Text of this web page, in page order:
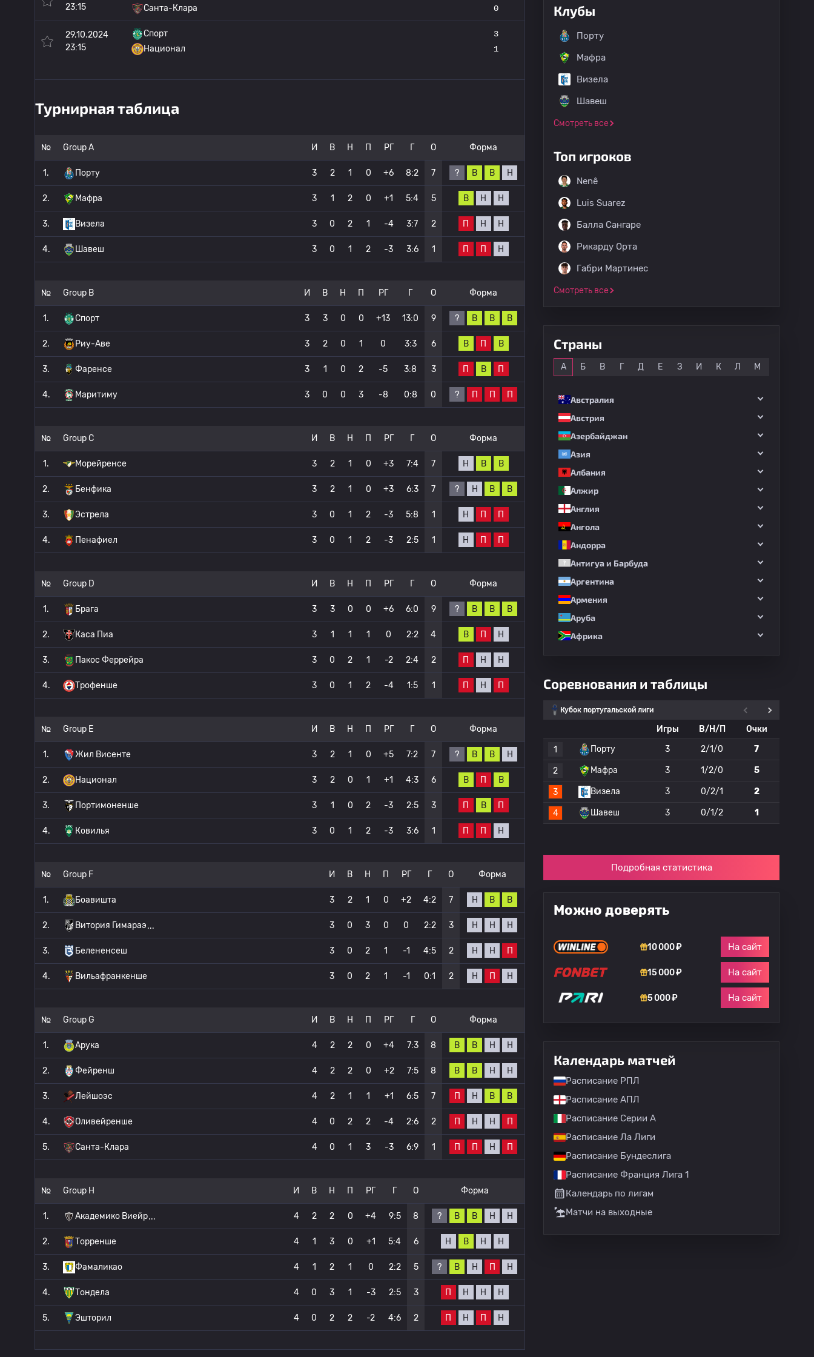
23:15
Санта-Клара
0
29.10.2024
23:15
Спорт
Национал
3
1
Турнирная таблица
№ Group A И В Н П РГ Г О Форма
1. Порту 3 2 1 0 +6 8:2 7 ? В В Н
2. Мафра 3 1 2 0 +1 5:4 5 В Н Н
3. Визела 3 0 2 1 -4 3:7 2 П Н Н
4. Шавеш 3 0 1 2 -3 3:6 1 П П Н
№ Group B И В Н П РГ Г О Форма
1. Спорт 3 3 0 0 +13 13:0 9 ? В В В
2. Риу-Аве 3 2 0 1 0 3:3 6 В П В
3. Фаренсе 3 1 0 2 -5 3:8 3 П В П
4. Маритиму 3 0 0 3 -8 0:8 0 ? П П П
№ Group C И В Н П РГ Г О Форма
1. Морейренсе 3 2 1 0 +3 7:4 7 Н В В
2. Бенфика 3 2 1 0 +3 6:3 7 ? Н В В
3. Эстрела 3 0 1 2 -3 5:8 1 Н П П
4. Пенафиел 3 0 1 2 -3 2:5 1 Н П П
№ Group D И В Н П РГ Г О Форма
1. Брага 3 3 0 0 +6 6:0 9 ? В В В
2. Каса Пиа 3 1 1 1 0 2:2 4 В П Н
3. Пакос Феррейра 3 0 2 1 -2 2:4 2 П Н Н
4. Трофенше 3 0 1 2 -4 1:5 1 П Н П
№ Group E И В Н П РГ Г О Форма
1. Жил Висенте 3 2 1 0 +5 7:2 7 ? В В Н
2. Национал 3 2 0 1 +1 4:3 6 В П В
3. Портимоненше 3 1 0 2 -3 2:5 3 П В П
4. Ковилья 3 0 1 2 -3 3:6 1 П П Н
№ Group F И В Н П РГ Г О Форма
1. Боавишта 3 2 1 0 +2 4:2 7 Н В В
2. Витория Гимараэ 3 0 3 0 0 2:2 3 Н Н Н
3. Белененсеш 3 0 2 1 -1 4:5 2 Н Н П
4. Вильафранкенше 3 0 2 1 -1 0:1 2 Н П Н
№ Group G И В Н П РГ Г О Форма
1. Арука 4 2 2 0 +4 7:3 8 В В Н Н
2. Фейренш 4 2 2 0 +2 7:5 8 В В Н Н
3. Лейшоэс 4 2 1 1 +1 6:5 7 П Н В В
4. Оливейренше 4 0 2 2 -4 2:6 2 П Н Н П
5. Санта-Клара 4 0 1 3 -3 6:9 1 П П Н П
№ Group H И В Н П РГ Г О Форма
1. Академико Виейр 4 2 2 0 +4 9:5 8 ? В В Н Н
2. Торренше 4 1 3 0 +1 5:4 6 Н В Н Н
3. Фамаликао 4 1 2 1 0 2:2 5 ? В Н П Н
4. Тондела 4 0 3 1 -3 2:5 3 П Н Н Н
5. Эшторил 4 0 2 2 -2 4:6 2 П Н П Н
Клубы
Порту
Мафра
Визела
Шавеш
Смотреть все
Топ игроков
Nenê
Luis Suarez
Балла Сангаре
Рикарду Орта
Габри Мартинес
Смотреть все
Страны
А Б В Г Д Е З И К Л М
Австралия
Австрия
Азербайджан
Азия
Албания
Алжир
Англия
Ангола
Андорра
Антигуа и Барбуда
Аргентина
Армения
Аруба
Африка
Соревнования и таблицы
Кубок португальской лиги
Игры В/Н/П
Очки
1
Порту 3 2/1/0 7
2 Мафра 3 1/2/0 5
3 Визела 3 0/2/1 2
4 Шавеш 3 0/1/2 1
Подробная статистика
Можно доверять
10 000 ₽ На сайт
15 000 ₽ На сайт
5 000 ₽ На сайт
Календарь матчей
Расписание РПЛ
Расписание АПЛ
Расписание Серии А
Расписание Ла Лиги
Расписание Бундеслига
Расписание Франция Лига 1
Календарь по лигам
Матчи на выходные